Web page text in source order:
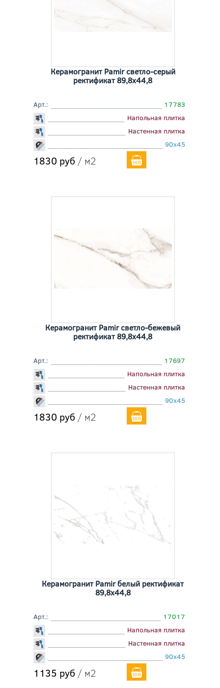
Керамогранит Pamir светло-серый
ректификат 89,8x44,8
Арт.:
17783
Напольная плитка
Настенная плитка
90x45
1830 руб / м2
Керамогранит Pamir светло-бежевый
ректификат 89,8x44,8
Арт.:
17697
Напольная плитка
Настенная плитка
90x45
1830 руб / м2
Керамогранит Pamir белый ректификат
89,8x44,8
Арт.:
17017
Напольная плитка
Настенная плитка
90x45
1135 руб / м2